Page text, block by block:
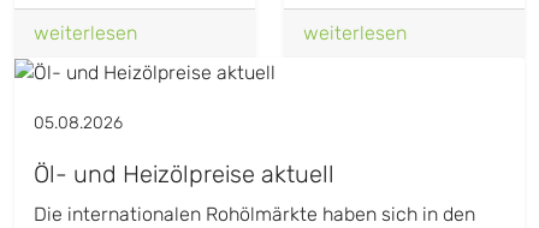
weiterlesen weiterlesen
05.08.2026
Öl- und Heizölpreise aktuell
Die internationalen Rohölmärkte haben sich in den